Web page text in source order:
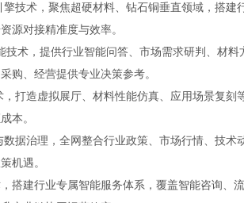
擎技术，聚焦超硬材料、钻石铜垂直领域，搭
源对接精准度与效率。
技术，提供行业智能问答、市场需求研判、材
购、经营提供专业决策参考。
，打造虚拟展厅、材料性能仿真、应用场景复
本。
数据治理，全网整合行业政策、市场行情、技
机遇。
搭建行业专属智能服务体系，覆盖智能咨询、